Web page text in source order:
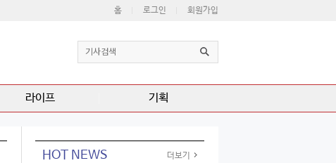
홈 로그인 회원가입
라이프 기획
HOT NEWS 더보기